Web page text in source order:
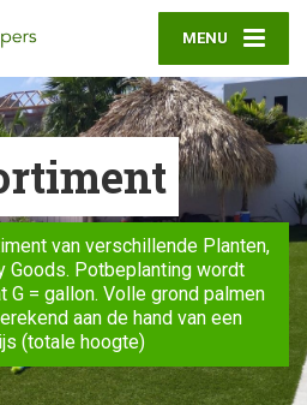
MENU
van verschillende Planten,
Goods. Potbeplanting wordt
G = gallon. Volle grond palmen
aan de hand van een
(totale hoogte)